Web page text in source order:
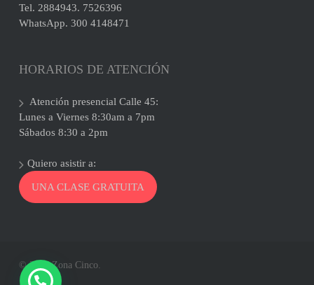
Tel. 2884943. 7526396
WhatsApp. 300 4148471
HORARIOS DE ATENCIÓN
Atención presencial Calle 45:
Lunes a Viernes 8:30am a 7pm
Sábados 8:30 a 2pm
Quiero asistir a:
UNA CLASE GRATUITA
© 2026 Zona Cinco.